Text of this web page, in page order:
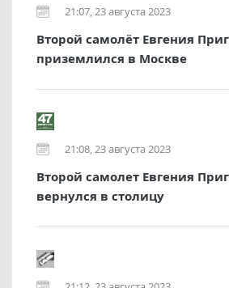
21:07, 23 августа 2023
Второй самолёт Евгения
приземлился в Москве
21:08, 23 августа 2023
Второй самолет Евгения
вернулся в столицу